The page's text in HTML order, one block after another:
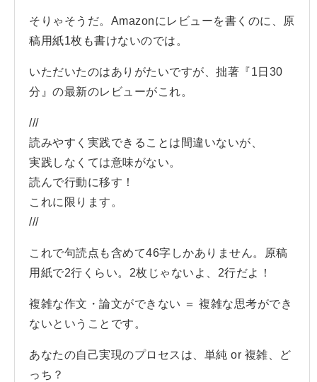
そりゃそうだ。Amazonにレビューを書くのに、原
稿用紙1枚も書けないのでは。
いただいたのはありがたいですが、拙著『1日30
分』の最新のレビューがこれ。
///
読みやすく実践できることは間違いないが、
実践しなくては意味がない。
読んで行動に移す！
これに限ります。
///
これで句読点も含めて46字しかありません。原稿
用紙で2行くらい。2枚じゃないよ、2行だよ！
複雑な作文・論文ができない ＝ 複雑な思考ができ
ないということです。
あなたの自己実現のプロセスは、単純 or 複雑、ど
っち？